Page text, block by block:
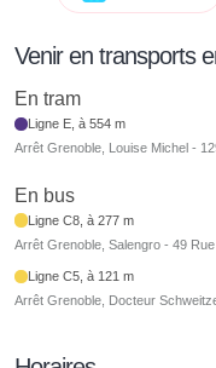
Venir en transports
En tram
Ligne E, à 554 m
Arrêt Grenoble, Louise Michel -
En bus
Ligne C8, à 277 m
Arrêt Grenoble, Salengro - 49
Ligne C5, à 121 m
Arrêt Grenoble, Docteur